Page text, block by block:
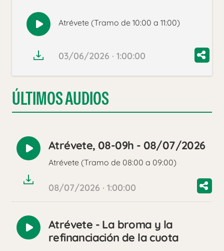
Reproducir
audio
Atrévete (Tramo de 10:00 a 11:00)
03/06/2026 · 1:00:00
ÚLTIMOS AUDIOS
Reproducir
audio
Atrévete, 08-09h - 08/07/2026
Atrévete (Tramo de 08:00 a 09:00)
08/07/2026 · 1:00:00
Reproducir
audio
Atrévete - La broma y la
refinanciación de la cuota